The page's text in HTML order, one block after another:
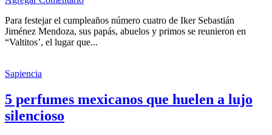
Para festejar el cumpleaños número cuatro de Iker Sebastián
Jiménez Mendoza, sus papás, abuelos y primos se reunieron en
“Valtitos’, el lugar que...
Sapiencia
5 perfumes mexicanos que huelen a lujo
silencioso